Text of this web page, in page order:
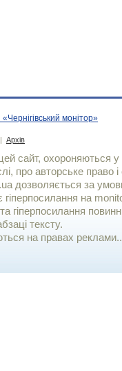
монітор»
| Архів
сайт, охороняються у
про авторське право і
дозволяється за
на
тексту.
на правах реклами..